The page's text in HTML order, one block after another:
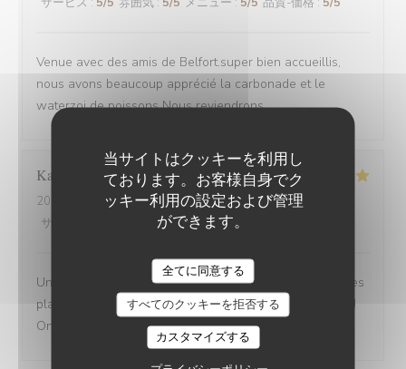
当サイトはクッキーを利用し
ております。お客様自身でク
ッキー利用の設定および管理
ができます。
全てに同意する
すべてのクッキーを拒否する
カスタマイズする
Venue avec des amis de Belfort.super bien accueillis,
nous avons beaucoup apprécié la carbonade et le
waterzoi de poissons Nous reviendrons
Karine
2025-08-30
- 21:15 - ゲスト 4
サービス
:5/5 メニュー:
Une adresse a absolument découvrir ! Une ambiance,des
plats tous délicieux,un personnel attentionné et réactif !!
On reviendra....